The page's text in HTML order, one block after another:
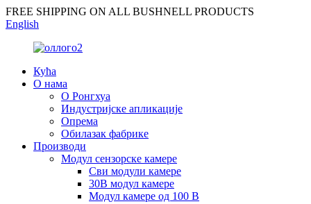
FREE SHIPPING ON ALL BUSHNELL PRODUCTS
English
Кућа
О нама
О Ронгхуа
Индустријске апликације
Опрема
Обилазак фабрике
Производи
Модул сензорске камере
Сви модули камере
30В модул камере
Модул камере од 100 В